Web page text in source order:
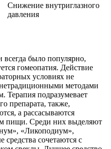
Снижение внутриглазного
давления
было популярно,
гомеопатия. Действие
условиях не
методами
Терапия подразумевает
препарата, также,
а рассасываются
пищи. Среди них выделяют
«Ликоподиум»,
сочетаются с